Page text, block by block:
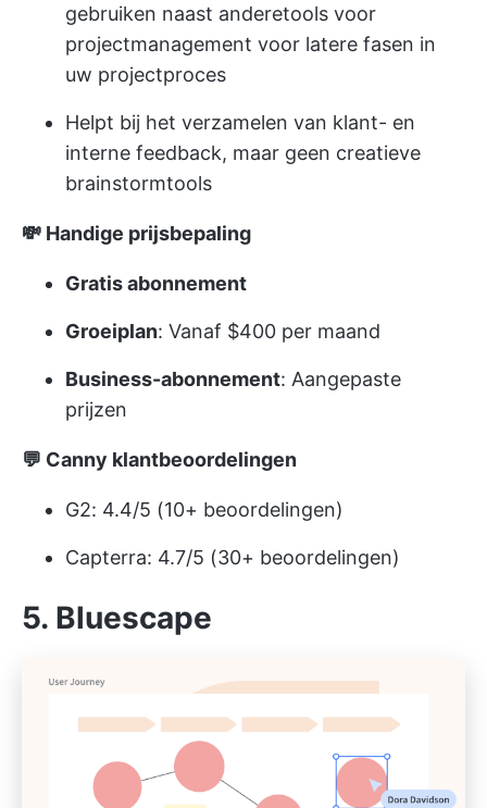
gebruiken naast anderetools voor
projectmanagement voor latere fasen in
uw projectproces
Helpt bij het verzamelen van klant- en
interne feedback, maar geen creatieve
brainstormtools
💸 Handige prijsbepaling
Gratis abonnement
Groeiplan: Vanaf $400 per maand
Business-abonnement: Aangepaste
prijzen
💬 Canny klantbeoordelingen
G2: 4.4/5 (10+ beoordelingen)
Capterra: 4.7/5 (30+ beoordelingen)
5. Bluescape